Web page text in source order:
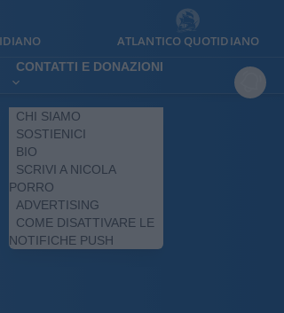
ATLANTICO QUOTIDIANO
CONTATTI E DONAZIONI
CHI SIAMO
SOSTIENICI
BIO
SCRIVI A NICOLA
PORRO
ADVERTISING
COME DISATTIVARE LE
NOTIFICHE PUSH